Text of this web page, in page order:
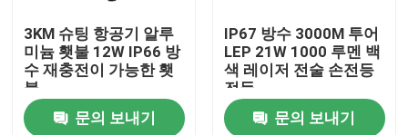
공장 투어
품질 관리
3KM 슈팅 항공기 알루
미늄 횃불 12W IP66 방
수 재충전이 가능한 횃
불
문의 보내기
IP67 방수 3000M 투어
LEP 21W 1000 루멘 백
색 레이저 전술 손전등
전등
문의 보내기